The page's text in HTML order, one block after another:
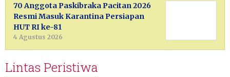
70 Anggota Paskibraka Pacitan 2026
Resmi Masuk Karantina Persiapan
HUT RI ke-81
4 Agustus 2026
Lintas Peristiwa